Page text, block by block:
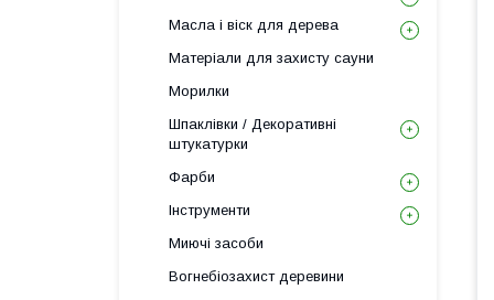
Масла і віск для дерева
Матеріали для захисту сауни
Морилки
Шпаклівки / Декоративні
штукатурки
Фарби
Інструменти
Миючі засоби
Вогнебіозахист деревини